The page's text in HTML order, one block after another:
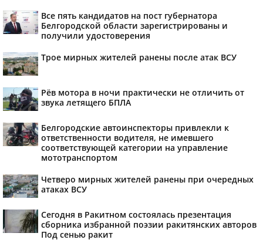
Все пять кандидатов на пост губернатора
Белгородской области зарегистрированы и
получили удостоверения
Трое мирных жителей ранены после атак ВСУ
Рёв мотора в ночи практически не отличить от
звука летящего БПЛА
Белгородские автоинспекторы привлекли к
ответственности водителя, не имевшего
соответствующей категории на управление
мототранспортом
Четверо мирных жителей ранены при очередных
атаках ВСУ
Сегодня в Ракитном состоялась презентация
сборника избранной поэзии ракитянских авторов
Под сенью ракит